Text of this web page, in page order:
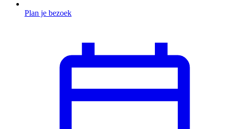
Plan je bezoek